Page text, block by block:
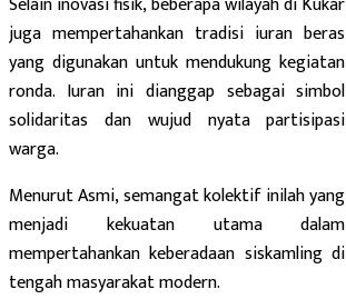
juga mempertahankan tradisi iuran beras
yang digunakan untuk mendukung kegiatan
ronda. Iuran ini dianggap sebagai simbol
solidaritas dan wujud nyata partisipasi
warga.
Menurut Asmi, semangat kolektif inilah yang
menjadi kekuatan utama dalam
mempertahankan keberadaan siskamling di
tengah masyarakat modern.